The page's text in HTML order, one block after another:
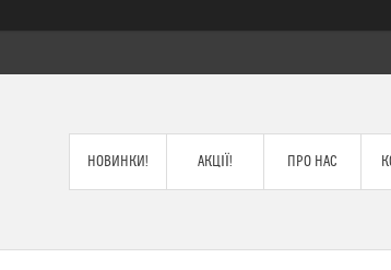
НОВИНКИ! АКЦІЇ! ПРО НАС